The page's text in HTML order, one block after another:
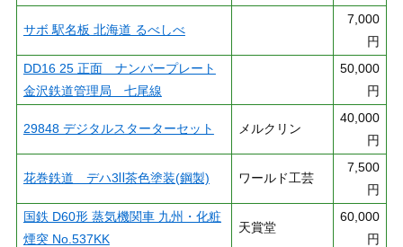
サボ 駅名板 北海道 るべしべ
7,000
円
DD16 25 正面 ナンバープレート
金沢鉄道管理局 七尾線
50,000
円
29848 デジタルスターターセット メルクリン
40,000
円
花巻鉄道 デハ3Ⅱ茶色塗装(鋼製) ワールド工芸
7,500
円
国鉄 D60形 蒸気機関車 九州・化粧
煙突 No.537KK
天賞堂
60,000
円